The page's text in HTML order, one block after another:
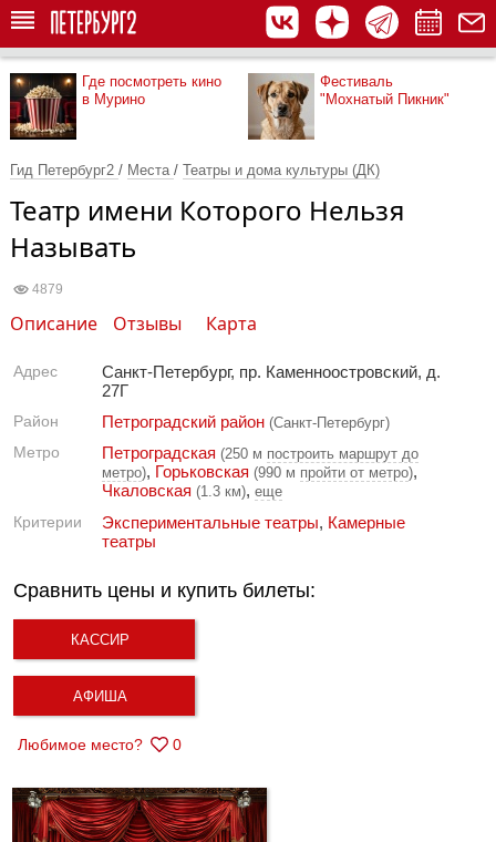
Где посмотреть кино
в Мурино
Фестиваль
"Мохнатый Пикник"
Гид Петербург2 / Места / Театры и дома культуры (ДК)
Театр имени Которого Нельзя
Называть
4879
Описание Отзывы Карта
Адрес
Санкт-Петербург, пр. Каменноостровский, д.
27Г
Район Петроградский район (Санкт-Петербург)
Метро Петроградская (250 м построить маршрут до
метро), Горьковская (990 м пройти от метро),
Чкаловская (1.3 км), еще
Критерии Экспериментальные театры, Камерные
театры
Сравнить цены и купить билеты:
КАССИР
АФИША
Любимое место? 0